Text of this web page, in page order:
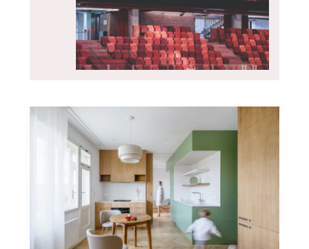
PRODUKTY
Highlands - mmcité